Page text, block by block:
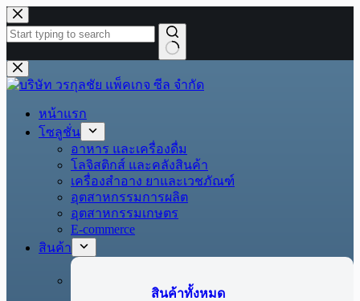
หน้าแรก
โซลูชั่น
อาหาร และเครื่องดื่ม
โลจิสติกส์ และคลังสินค้า
เครื่องสำอาง ยาและเวชภัณฑ์
อุตสาหกรรมการผลิต
อุตสาหกรรมเกษตร
E-commerce
สินค้า
สินค้าทั้งหมด